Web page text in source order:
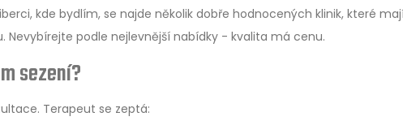
kde bydlím, se najde několik dobře hodnocených klinik, které
Nevybírejte podle nejlevnější nabídky - kvalita má cenu.
sezení?
Terapeut se zeptá: